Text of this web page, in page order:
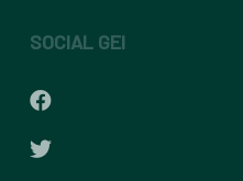
SOCIAL GEI